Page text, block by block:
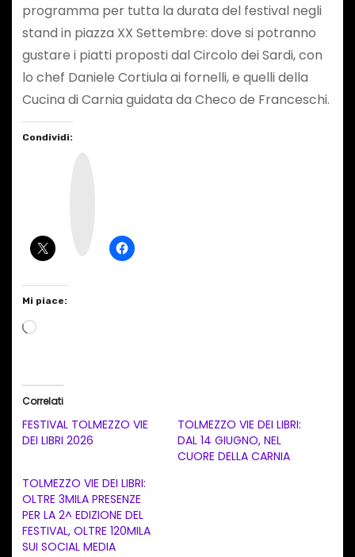
programma per tutta la durata del festival negli
stand in piazza XX Settembre: dove si potranno
gustare i piatti proposti dal Circolo dei Sardi, con
lo chef Daniele Cortiula ai fornelli, e quelli della
Cucina di Carnia guidata da Checo de Franceschi.
Condividi:
Mi piace:
C
a
e
n
t
o
Correlati
FESTIVAL TOLMEZZO VIE
DEI LIBRI 2026
TOLMEZZO VIE DEI LIBRI:
DAL 14 GIUGNO, NEL
CUORE DELLA CARNIA
TOLMEZZO VIE DEI LIBRI:
OLTRE 3MILA PRESENZE
PER LA 2^ EDIZIONE DEL
FESTIVAL, OLTRE 120MILA
SUI SOCIAL MEDIA